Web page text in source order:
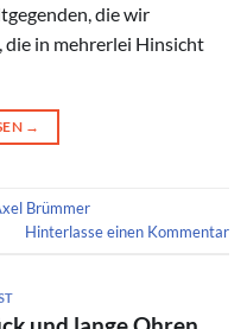
die wir
die in mehrerlei Hinsicht
→
Brümmer
Hinterlasse einen Kommentar